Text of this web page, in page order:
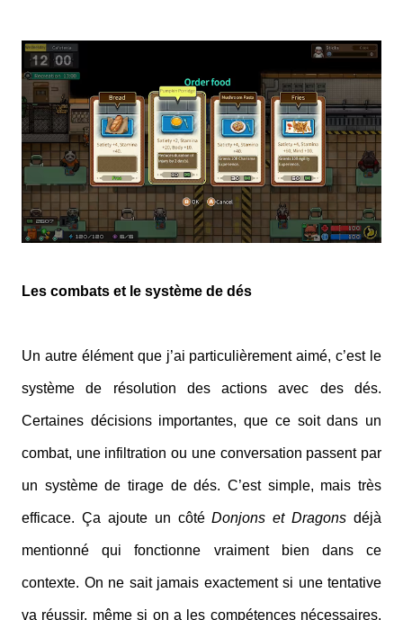
Les combats et le système de dés
Un autre élément que j’ai particulièrement aimé, c’est le
système de résolution des actions avec des dés.
Certaines décisions importantes, que ce soit dans un
combat, une infiltration ou une conversation passent par
un système de tirage de dés. C’est simple, mais très
efficace. Ça ajoute un côtéDonjons et Dragons déjà
mentionné qui fonctionne vraiment bien dans ce
contexte. On ne sait jamais exactement si une tentative
va réussir, même si on a les compétences nécessaires.